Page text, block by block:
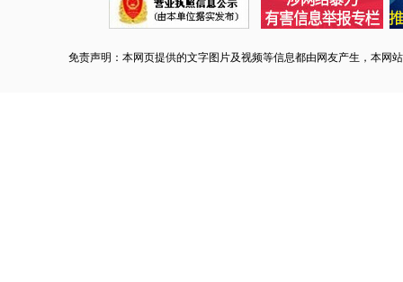
免责声明：本网页提供的文字图片及视频等信息都由网友产生，本网